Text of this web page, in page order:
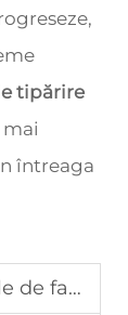
tipărire
întreaga
și cele standard